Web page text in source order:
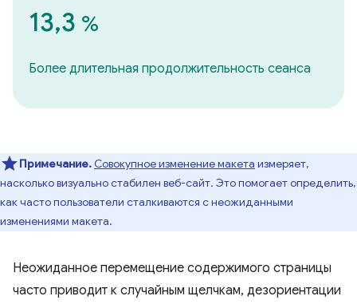
13,3 %
Более длительная продолжительность сеанса
Примечание. Совокупное изменение макета измеряет,
насколько визуально стабилен веб-сайт. Это помогает определить,
как часто пользователи сталкиваются с неожиданными
изменениями макета.
Неожиданное перемещение содержимого страницы
часто приводит к случайным щелчкам, дезориентации